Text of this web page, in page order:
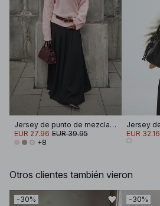
Jersey de punto de mezcla de lana con cuello redondo
EUR 27.96 EUR 39.95
+8
EUR 32.16
Otros clientes también vieron
-30% -30%